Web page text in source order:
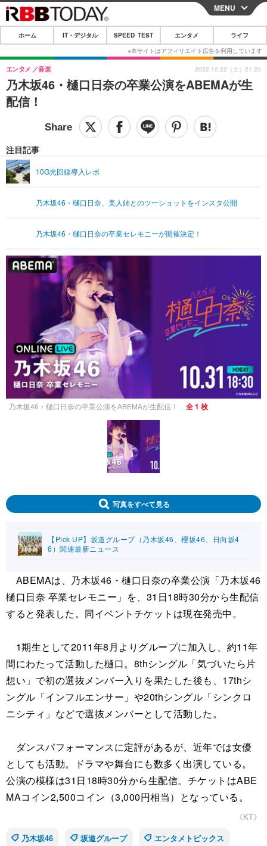
CLOSE
ホーム
IT・デジタル
IT・デジタルTOP スマートフォン
ショッピング その他
SPEED TEST
エンタメTOP 映画・ドラマ
グラビア ブログ
ショッピング その他
ライフTOP
リリース一覧
MENU
ホーム IT・デジタル SPEED TEST エンタメ ライフ
乃木坂46・樋口日奈の卒業公演をABEMAが生
配信！
エンタメ 音楽
注目記事
10G光回線導入レポ
乃木坂46・樋口日奈、美人姉とのツーショットをインスタ公開
乃木坂46・樋口日奈の卒業セレモニーが開催決定！
2022.10.22（土）21:20
乃木坂46・樋口日奈の卒業公演をABEMAが生配信！ 全 1 枚
写真をすべて見る
【Pick UP】坂道グループ（乃木坂46、櫻坂46、日向坂4
6）関連最新ニュース
ABEMAは、乃木坂46・樋口日奈の卒業公演「乃木坂46
樋口日奈 卒業セレモニー」を、31日18時30分から生配信
すると発表した。同イベントチケットは現在発売中。
1期生として2011年8月よりグループに加入し、約11年
間にわたって活動した樋口。8thシングル「気づいたら片
想い」で初の選抜メンバー入りを果たした後も、17thシ
ングル「インフルエンサー」や20thシングル「シンクロ
ニシティ」などで選抜メンバーとして活動した。
ダンスパフォーマンスに定評があるが、近年では女優
としても活動。ドラマや舞台にも数多く出演している。
公演の模様は31日18時30分から生配信。チケットはABE
MAコイン2,500コイン（3,000円相当）となっている。
《KT》
乃木坂46
坂道グループ エンタメトピックス